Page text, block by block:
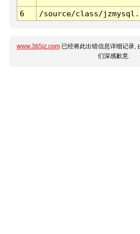
6 /source/class/
www.365jz.com 已经将此出错信息详细记录,
们深感歉意.